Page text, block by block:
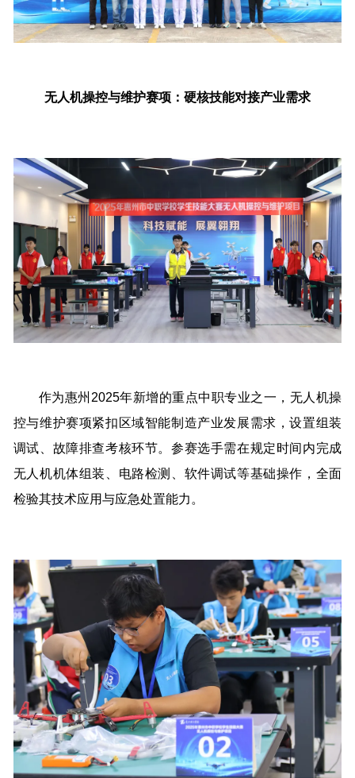
无人机操控与维护赛项：硬核技能对接产业需求
作为惠州2025年新增的重点中职专业之一，无人机操
控与维护赛项紧扣区域智能制造产业发展需求，设置组装
调试、故障排查考核环节。参赛选手需在规定时间内完成
无人机机体组装、电路检测、软件调试等基础操作，全面
检验其技术应用与应急处置能力。